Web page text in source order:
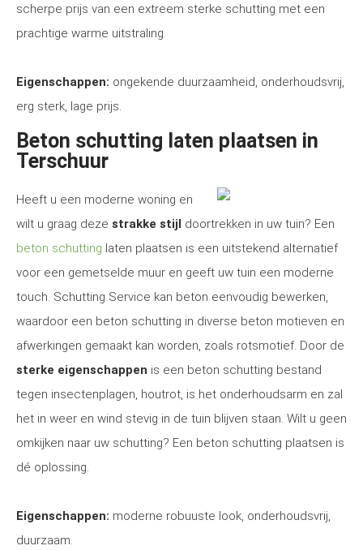
scherpe prijs van een extreem sterke schutting met een
prachtige warme uitstraling.
Eigenschappen: ongekende duurzaamheid, onderhoudsvrij,
erg sterk, lage prijs.
Beton schutting laten plaatsen in
Terschuur
Heeft u een moderne woning en
wilt u graag deze strakke stijl doortrekken in uw tuin? Een
beton schutting laten plaatsen is een uitstekend alternatief
voor een gemetselde muur en geeft uw tuin een moderne
touch. Schutting Service kan beton eenvoudig bewerken,
waardoor een beton schutting in diverse beton motieven en
afwerkingen gemaakt kan worden, zoals rotsmotief. Door de
sterke eigenschappen is een beton schutting bestand
tegen insectenplagen, houtrot, is het onderhoudsarm en zal
het in weer en wind stevig in de tuin blijven staan. Wilt u geen
omkijken naar uw schutting? Een beton schutting plaatsen is
dé oplossing.
Eigenschappen: moderne robuuste look, onderhoudsvrij,
duurzaam.